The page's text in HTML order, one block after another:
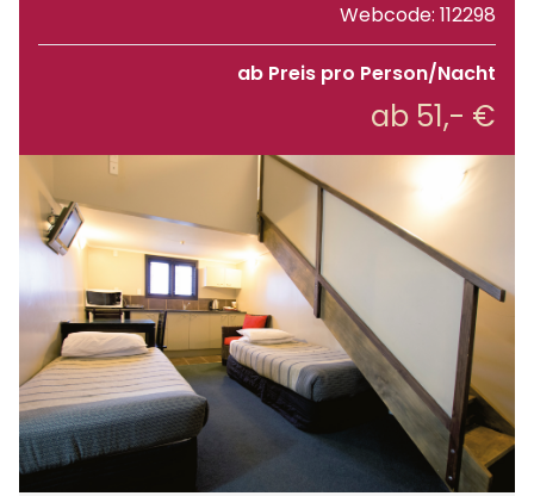
Webcode: 112298
ab Preis pro Person/Nacht
ab 51,- €